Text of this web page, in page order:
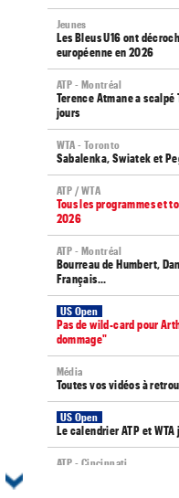
Jeunes
Les Bleus U16 ont
européenne en 2026
ATP - Montréal
Terence Atmane a
jours
WTA - Toronto
Sabalenka, Swiatek et
ATP / WTA
Tous les programmes et
2026
ATP - Montréal
Bourreau de Humbert,
Français...
US Open
Pas de wild-card pour
dommage"
Média
Toutes vos vidéos à
US Open
Le calendrier ATP et
ATP - Cincinnati